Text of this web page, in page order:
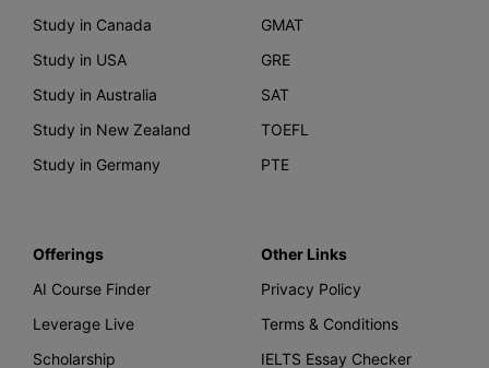
Study in Canada
Study in USA
Study in Australia
Study in New Zealand
Study in Germany
GMAT
GRE
SAT
TOEFL
PTE
Offerings
AI Course Finder
Leverage Live
Scholarship
Other Links
Privacy Policy
Terms & Conditions
IELTS Essay Checker